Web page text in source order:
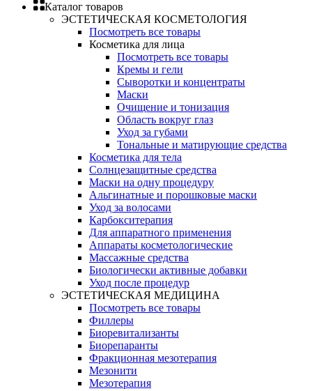
Каталог товаров
ЭСТЕТИЧЕСКАЯ КОСМЕТОЛОГИЯ
Посмотреть все товары
Косметика для лица
Посмотреть все товары
Кремы и гели
Сыворотки и концентраты
Маски
Очищение и тонизация
Область вокруг глаз
Уход за губами
Тональные и матирующие средства
Косметика для тела
Солнцезащитные средства
Маски на одну процедуру
Альгинатные и порошковые маски
Уход за волосами
Карбокситерапия
Для аппаратного применения
Аппараты косметологические
Массажные средства
Биологически активные добавки
Уход после процедур
ЭСТЕТИЧЕСКАЯ МЕДИЦИНА
Посмотреть все товары
Филлеры
Биоревитализанты
Биорепаранты
Фракционная мезотерапия
Мезонити
Мезотерапия